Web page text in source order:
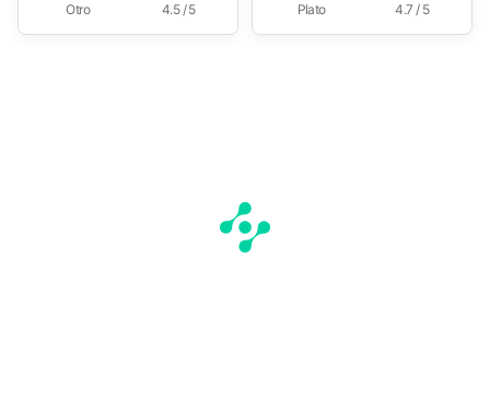
Otro 4.5 / 5 Plato 4.7 / 5